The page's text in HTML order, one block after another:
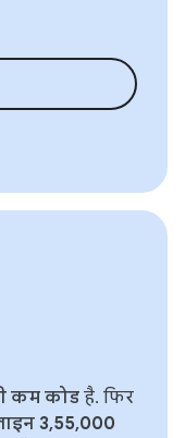
कम कोड है. फिर
3,55,000